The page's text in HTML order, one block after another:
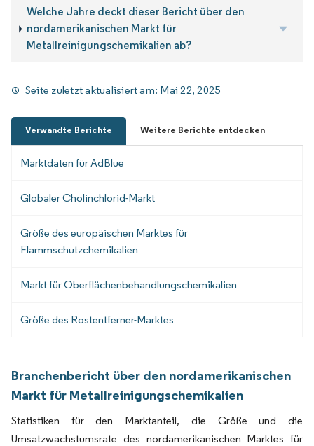
Welche Jahre deckt dieser Bericht über den
nordamerikanischen Markt für
Metallreinigungschemikalien ab?
Seite zuletzt aktualisiert am: Mai 22, 2025
Verwandte Berichte Weitere Berichte entdecken
Marktdaten für AdBlue
Globaler Cholinchlorid-Markt
Größe des europäischen Marktes für
Flammschutzchemikalien
Markt für Oberflächenbehandlungschemikalien
Größe des Rostentferner-Marktes
Branchenbericht über den nordamerikanischen
Markt für Metallreinigungschemikalien
Statistiken für den Marktanteil, die Größe und die
Umsatzwachstumsrate des nordamerikanischen Marktes für